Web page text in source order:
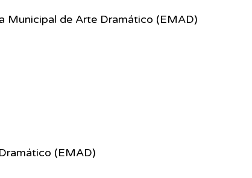
Municipal de Arte Dramático (EMAD)
(EMAD)